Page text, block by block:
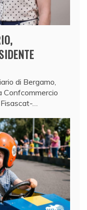
di Bergamo,
Confcommercio
…